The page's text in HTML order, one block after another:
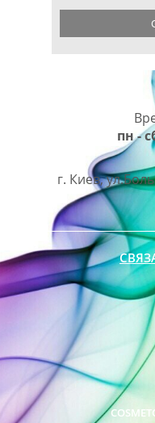
пн -
г. Киев,